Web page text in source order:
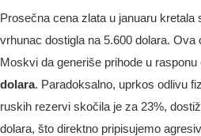
Prosečna cena zlata u januaru kretala
vrhunac dostigla na 5.600 dolara. Ova
Moskvi da generiše prihode u rasponu
dolara. Paradoksalno, uprkos odlivu
ruskih rezervi skočila je za 23%,
dolara, što direktno pripisujemo